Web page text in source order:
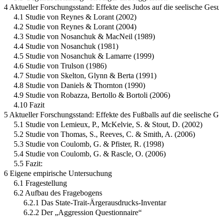
4 Aktueller Forschungsstand: Effekte des Judos auf die seelische
4.1 Studie von Reynes & Lorant (2002)
4.2 Studie von Reynes & Lorant (2004)
4.3 Studie von Nosanchuk & MacNeil (1989)
4.4 Studie von Nosanchuk (1981)
4.5 Studie von Nosanchuk & Lamarre (1999)
4.6 Studie von Trulson (1986)
4.7 Studie von Skelton, Glynn & Berta (1991)
4.8 Studie von Daniels & Thornton (1990)
4.9 Studie von Robazza, Bertollo & Bortoli (2006)
4.10 Fazit
5 Aktueller Forschungsstand: Effekte des Fußballs auf die seelische
5.1 Studie von Lemieux, P., McKelvie, S. & Stout, D. (2002)
5.2 Studie von Thomas, S., Reeves, C. & Smith, A. (2006)
5.3 Studie von Coulomb, G. & Pfister, R. (1998)
5.4 Studie von Coulomb, G. & Rascle, O. (2006)
5.5 Fazit:
6 Eigene empirische Untersuchung
6.1 Fragestellung
6.2 Aufbau des Fragebogens
6.2.1 Das State-Trait-Ärgerausdrucks-Inventar
6.2.2 Der „Aggression Questionnaire“